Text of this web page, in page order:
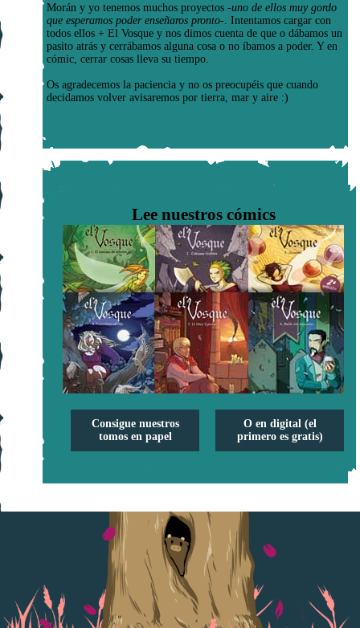
Morán y yo tenemos muchos proyectos -uno de ellos muy gordo
que esperamos poder enseñaros pronto- . Intentamos cargar con
todos ellos + El Vosque y nos dimos cuenta de que o dábamos un
pasito atrás y cerrábamos alguna cosa o no íbamos a poder. Y en
cómic, cerrar cosas lleva su tiempo.
Os agradecemos la paciencia y no os preocupéis que cuando
decidamos volver avisaremos por tierra, mar y aire :)
Lee nuestros cómics
Consigue nuestros
tomos en papel
O en digital (el
primero es gratis)